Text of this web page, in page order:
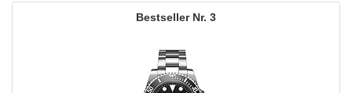
3